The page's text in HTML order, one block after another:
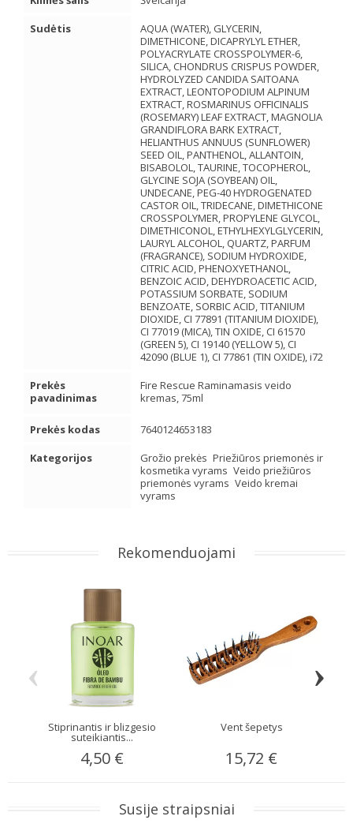
Sudėtis
AQUA (WATER), GLYCERIN,
DIMETHICONE, DICAPRYLYL ETHER,
POLYACRYLATE CROSSPOLYMER-6,
SILICA, CHONDRUS CRISPUS POWDER,
HYDROLYZED CANDIDA SAITOANA
EXTRACT, LEONTOPODIUM ALPINUM
EXTRACT, ROSMARINUS OFFICINALIS
(ROSEMARY) LEAF EXTRACT, MAGNOLIA
GRANDIFLORA BARK EXTRACT,
HELIANTHUS ANNUUS (SUNFLOWER)
SEED OIL, PANTHENOL, ALLANTOIN,
BISABOLOL, TAURINE, TOCOPHEROL,
GLYCINE SOJA (SOYBEAN) OIL,
UNDECANE, PEG-40 HYDROGENATED
CASTOR OIL, TRIDECANE, DIMETHICONE
CROSSPOLYMER, PROPYLENE GLYCOL,
DIMETHICONOL, ETHYLHEXYLGLYCERIN,
LAURYL ALCOHOL, QUARTZ, PARFUM
(FRAGRANCE), SODIUM HYDROXIDE,
CITRIC ACID, PHENOXYETHANOL,
BENZOIC ACID, DEHYDROACETIC ACID,
POTASSIUM SORBATE, SODIUM
BENZOATE, SORBIC ACID, TITANIUM
DIOXIDE, CI 77891 (TITANIUM DIOXIDE),
CI 77019 (MICA), TIN OXIDE, CI 61570
(GREEN 5), CI 19140 (YELLOW 5), CI
42090 (BLUE 1), CI 77861 (TIN OXIDE), i72
Prekės
pavadinimas
Fire Rescue Raminamasis veido
kremas, 75ml
Prekės kodas
7640124653183
Kategorijos
Grožio prekės Priežiūros priemonės ir
kosmetika vyrams Veido priežiūros
priemonės vyrams Veido kremai
vyrams
Rekomenduojami
Stiprinantis ir blizgesio
suteikiantis...
4,50 €
Vent šepetys
15,72 €
‹ ›
Susije straipsniai